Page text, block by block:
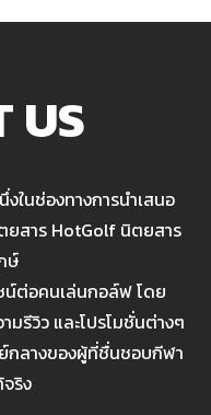
US
ในช่องทางการนำเสนอ
ยสาร HotGolf นิตยสาร
ษ์
น์ต่อคนเล่นกอล์ฟ โดย
รีวิว และโปรโมชั่นต่างๆ
กลางของผู้ที่ชื่นชอบกีฬา
ริง